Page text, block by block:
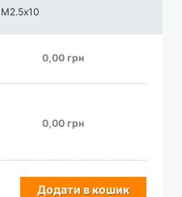
М2.5х10
0,00 грн
0,00 грн
Додати в кошик